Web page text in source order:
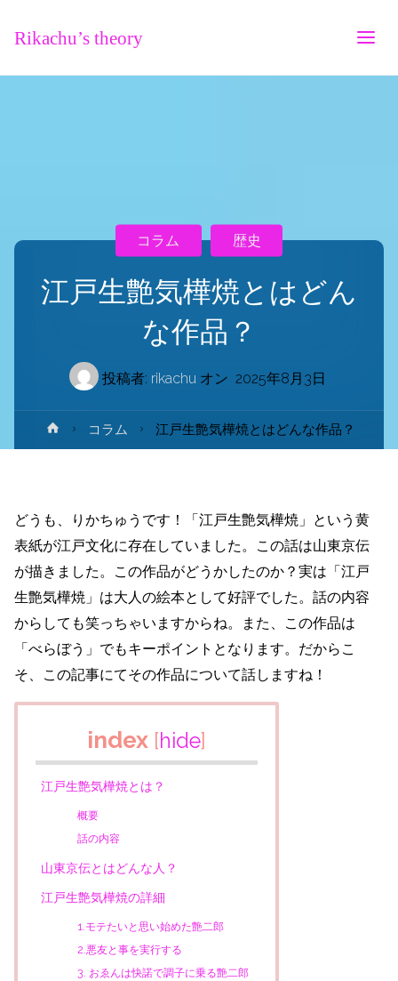
Rikachu’s theory
江戸生艶気樺焼とはどん
な作品？
投稿者: rikachu オン 2025年8月3日
コラム 歴史
ホ
ー
コラム 江戸生艶気樺焼とはどんな作品？
どうも、りかちゅうです！「江戸生艶気樺焼」という黄
表紙が江戸文化に存在していました。この話は山東京伝
が描きました。この作品がどうかしたのか？実は「江戸
生艶気樺焼」は大人の絵本として好評でした。話の内容
からしても笑っちゃいますからね。また、この作品は
「べらぼう」でもキーポイントとなります。だからこ
そ、この記事にてその作品について話しますね！
index [hide]
江戸生艶気樺焼とは？
概要
話の内容
山東京伝とはどんな人？
江戸生艶気樺焼の詳細
1.モテたいと思い始めた艶二郎
2.悪友と事を実行する
3. おゑんは快諾で調子に乗る艶二郎